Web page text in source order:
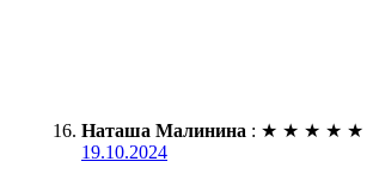
Наташа Малинина : ★ ★ ★ ★ ★
19.10.2024